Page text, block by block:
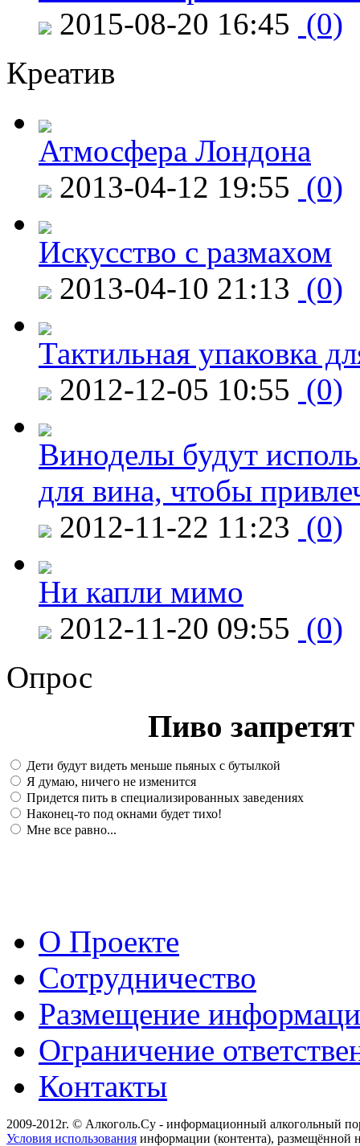
2015-08-20 16:45 (0)
Креатив
Атмосфера Лондона
2013-04-12 19:55 (0)
Искусство с размахом
2013-04-10 21:13 (0)
Тактильная упаковка
2012-12-05 10:55 (0)
Виноделы будут
для вина, чтобы
2012-11-22 11:23 (0)
Ни капли мимо
2012-11-20 09:55 (0)
Опрос
Пиво
Дети будут видеть меньше пьяных с бутылкой
Я думаю, ничего не изменится
Придется пить в специализированных заведениях
Наконец-то под окнами будет тихо!
Мне все равно...
О Проекте
Сотрудничество
Размещение
Ограничение
Контакты
2009-2012г. © Алкоголь.Су - информационный алкогольный
Условия использования информации (контента), размещённой